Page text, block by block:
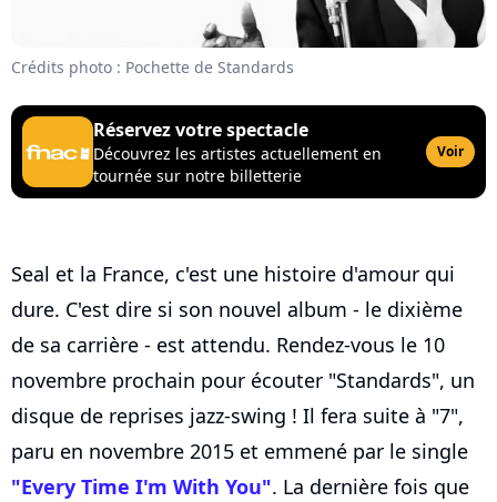
Crédits photo : Pochette de Standards
Réservez votre spectacle
Découvrez les artistes actuellement en
tournée sur notre billetterie
Voir
Seal et la France, c'est une histoire d'amour qui
dure. C'est dire si son nouvel album - le dixième
de sa carrière - est attendu. Rendez-vous le 10
novembre prochain pour écouter "Standards", un
disque de reprises jazz-swing ! Il fera suite à "7",
paru en novembre 2015 et emmené par le single
"Every Time I'm With You". La dernière fois que